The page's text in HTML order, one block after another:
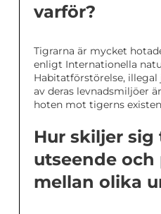
varför?
Tigrarna är mycket
enligt Internationella
Habitatförstörelse,
av deras levnadsmiljöer
hoten mot tigerns
Hur skiljer sig
utseende och
mellan olika